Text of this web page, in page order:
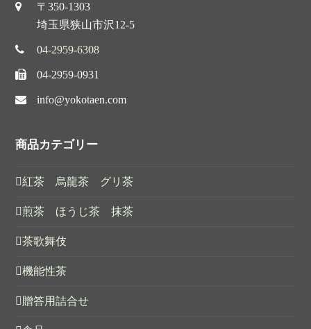
〒350-1303
埼玉県狭山市沢12-5
04-2959-6308
04-2959-0931
info@yokotaen.com
商品カテゴリー
紅茶 烏龍茶 グリ茶
煎茶 ほうじ茶 抹茶
茶歌舞伎
機能性茶
贈答用詰合せ